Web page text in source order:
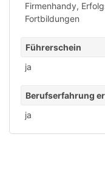
Firmenhandy,
Fortbildungen
Führerschein
ja
Berufserfahrung
ja